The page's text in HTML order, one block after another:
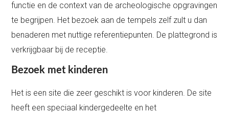
functie en de context van de archeologische opgravingen
te begrijpen. Het bezoek aan de tempels zelf zult u dan
benaderen met nuttige referentiepunten. De plattegrond is
verkrijgbaar bij de receptie.
Bezoek met kinderen
Het is een site die zeer geschikt is voor kinderen. De site
heeft een speciaal kindergedeelte en het